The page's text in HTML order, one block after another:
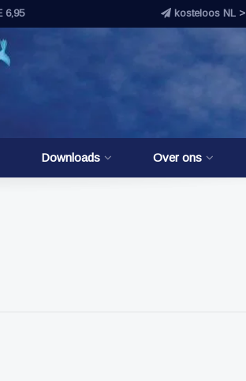
6,95 kosteloos NL
Downloads Over ons